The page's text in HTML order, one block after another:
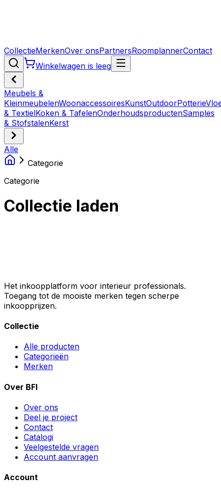
CollectieMerkenOver onsPartnersRoomplannerContact
Winkelwagen is leeg
Meubels &
KleinmeubelenWoonaccessoiresKunstOutdoorPotterie
& TextielKoken & TafelenOnderhoudsproductenSamples
& StofstalenKerst
Alle
Categorie
Categorie
Collectie laden
Het inkoopplatform voor interieur professionals.
Toegang tot de mooiste merken tegen scherpe
inkoopprijzen.
Collectie
Alle producten
Categorieën
Merken
Over BFI
Over ons
Deel je project
Contact
Catalogi
Veelgestelde vragen
Account aanvragen
Account